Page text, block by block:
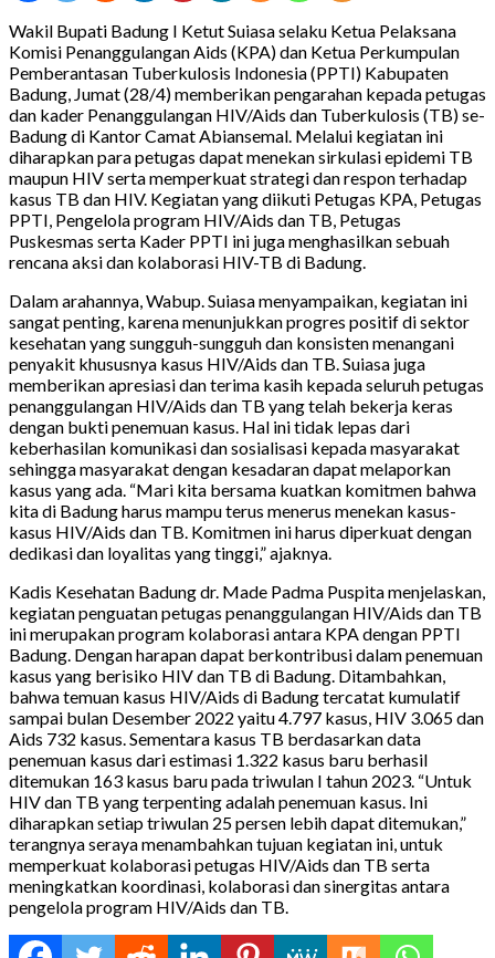
Wakil Bupati Badung I Ketut Suiasa selaku Ketua Pelaksana
Komisi Penanggulangan Aids (KPA) dan Ketua Perkumpulan
Pemberantasan Tuberkulosis Indonesia (PPTI) Kabupaten
Badung, Jumat (28/4) memberikan pengarahan kepada petugas
dan kader Penanggulangan HIV/Aids dan Tuberkulosis (TB) se-
Badung di Kantor Camat Abiansemal. Melalui kegiatan ini
diharapkan para petugas dapat menekan sirkulasi epidemi TB
maupun HIV serta memperkuat strategi dan respon terhadap
kasus TB dan HIV. Kegiatan yang diikuti Petugas KPA, Petugas
PPTI, Pengelola program HIV/Aids dan TB, Petugas
Puskesmas serta Kader PPTI ini juga menghasilkan sebuah
rencana aksi dan kolaborasi HIV-TB di Badung.
Dalam arahannya, Wabup. Suiasa menyampaikan, kegiatan ini
sangat penting, karena menunjukkan progres positif di sektor
kesehatan yang sungguh-sungguh dan konsisten menangani
penyakit khususnya kasus HIV/Aids dan TB. Suiasa juga
memberikan apresiasi dan terima kasih kepada seluruh petugas
penanggulangan HIV/Aids dan TB yang telah bekerja keras
dengan bukti penemuan kasus. Hal ini tidak lepas dari
keberhasilan komunikasi dan sosialisasi kepada masyarakat
sehingga masyarakat dengan kesadaran dapat melaporkan
kasus yang ada. “Mari kita bersama kuatkan komitmen bahwa
kita di Badung harus mampu terus menerus menekan kasus-
kasus HIV/Aids dan TB. Komitmen ini harus diperkuat dengan
dedikasi dan loyalitas yang tinggi,” ajaknya.
Kadis Kesehatan Badung dr. Made Padma Puspita menjelaskan,
kegiatan penguatan petugas penanggulangan HIV/Aids dan TB
ini merupakan program kolaborasi antara KPA dengan PPTI
Badung. Dengan harapan dapat berkontribusi dalam penemuan
kasus yang berisiko HIV dan TB di Badung. Ditambahkan,
bahwa temuan kasus HIV/Aids di Badung tercatat kumulatif
sampai bulan Desember 2022 yaitu 4.797 kasus, HIV 3.065 dan
Aids 732 kasus. Sementara kasus TB berdasarkan data
penemuan kasus dari estimasi 1.322 kasus baru berhasil
ditemukan 163 kasus baru pada triwulan I tahun 2023. “Untuk
HIV dan TB yang terpenting adalah penemuan kasus. Ini
diharapkan setiap triwulan 25 persen lebih dapat ditemukan,”
terangnya seraya menambahkan tujuan kegiatan ini, untuk
memperkuat kolaborasi petugas HIV/Aids dan TB serta
meningkatkan koordinasi, kolaborasi dan sinergitas antara
pengelola program HIV/Aids dan TB.